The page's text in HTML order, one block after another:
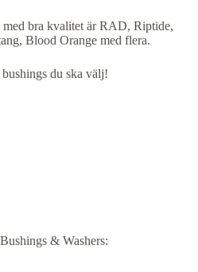
bra kvalitet är RAD, Riptide,
Blood Orange med flera.
du ska välj!
& Washers: